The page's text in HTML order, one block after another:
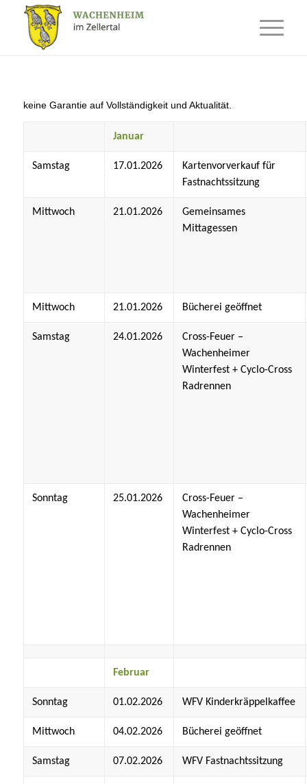
keine Garantie auf Vollständigkeit und Aktualität.
Januar
Samstag 17.01.2026
Kartenvorverkauf für
Fastnachtssitzung
Mittwoch 21.01.2026
Gemeinsames
Mittagessen
Mittwoch 21.01.2026 Bücherei geöffnet
Samstag 24.01.2026
Cross-Feuer –
Wachenheimer
Winterfest + Cyclo-Cross
Radrennen
Sonntag 25.01.2026
Cross-Feuer –
Wachenheimer
Winterfest + Cyclo-Cross
Radrennen
Februar
Sonntag 01.02.2026 WFV Kinderkräppelkaffee
Mittwoch 04.02.2026 Bücherei geöffnet
Samstag 07.02.2026 WFV Fastnachtssitzung